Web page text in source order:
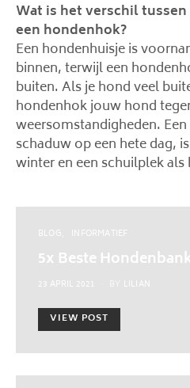
Wat is het verschil
een hondenhok?
Een hondenhuisje is
binnen, terwijl een
buiten. Als je hond veel
hondenhok jouw hond
weersomstandigheden.
schaduw op een hete dag,
winter en een schuilplek als
BLOG INFORMATIEF
5x Beste
POSTED
23 APRIL 2021 LILIAN
VIEW POST